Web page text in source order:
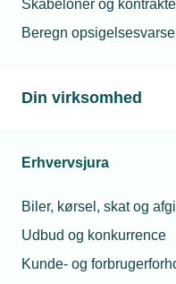
Skabeloner og
Beregn opsigelsesvarsel
Din virksomhed
Erhvervsjura
Biler, kørsel, skat og
Udbud og konkurrence
Kunde- og
kommer ud af landets
en vigtig gruppe for
Fonden.
Lærlinge